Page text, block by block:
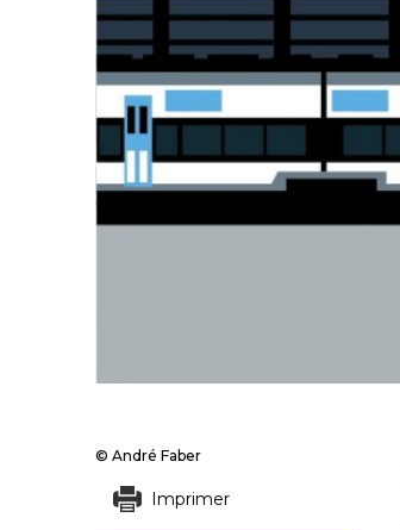
© André Faber
Imprimer